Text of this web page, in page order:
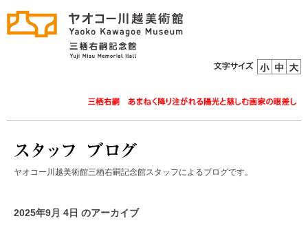
ヤオコー川越美術館三栖右嗣記念館スタッフによるブログです。
2025年9月 4日 のアーカイブ